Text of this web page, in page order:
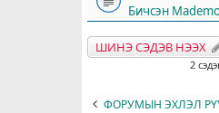
Бичсэн
ШИНЭ СЭДЭВ НЭЭХ
2
ФОРУМЫН ЭХЛЭЛ